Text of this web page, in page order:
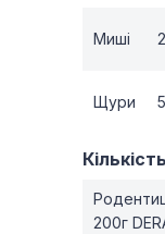
Миші
Щури
200г